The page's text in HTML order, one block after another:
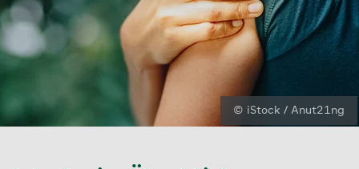
© iStock / Anut21ng